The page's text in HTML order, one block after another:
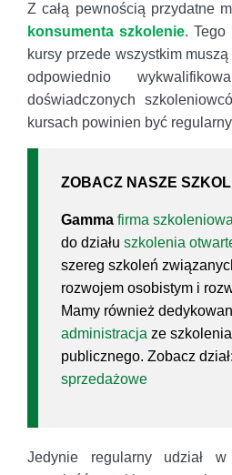
Z całą pewnością przydatne
konsumenta szkolenie. Tego
kursy przede wszystkim
odpowiednio
doświadczonych
kursach powinien być
ZOBACZ NASZE
Gamma firma szkoleniowa
do działu szkolenia
szereg szkoleń
rozwojem osobistym i
Mamy również
administracja ze
publicznego. Zobacz dział:
sprzedażowe
Jedynie regularny udział